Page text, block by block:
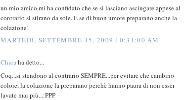
un mio amico mi ha confidato che se si lasciano asciugare appese al
contrario si stirano da sole. E se di buon umore preparano anche la
colazione!
MARTEDÌ, SETTEMBRE 15, 2009 10:31:00 AM
Chicaha detto...
Coq...si stendono al contrario SEMPRE...per evitare che cambino
colore, la colazione la preparano perchè hanno paura di non esser
lavate mai più...:PPP